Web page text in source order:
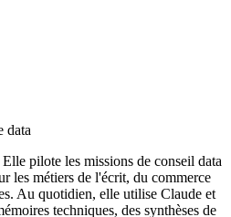
data
pilote les missions de conseil data
les métiers de l'écrit, du commerce
Au quotidien, elle utilise Claude et
techniques, des synthèses de